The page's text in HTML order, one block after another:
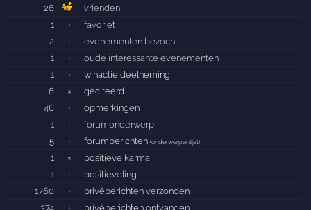
26
vrienden
1
·
favoriet
2
·
evenementen bezocht
1
·
oude interessante evenementen
1
·
winactie deelneming
6
×
geciteerd
46
·
opmerkingen
1
·
forumonderwerp
5
· forumberichten(onderwerpenlijst)
1 ×
positieve karma
1
·
positieveling
1760
·
privéberichten verzonden
374
· privéberichten ontvangen